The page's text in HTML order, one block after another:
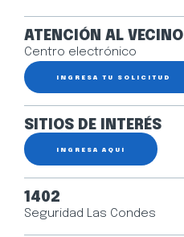
ATENCIÓN AL VECINO
Centro electrónico
INGRESA TU SOLICITUD
SITIOS DE INTERÉS
INGRESA AQUÍ
1402
Seguridad Las Condes